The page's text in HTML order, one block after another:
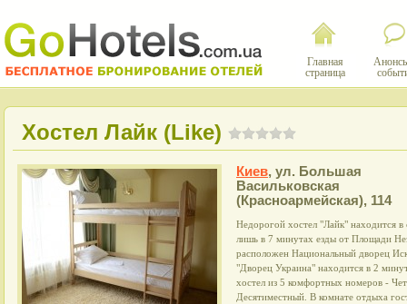
Главная
страница
Хостел Лайк (Like)
Киев, ул. Большая
Васильковская
(Красноармейская), 114
Недорогой хостел "Лайк" находится
лишь в 7 минутах езды от Площади
расположен Национальный дворец
"Дворец Украина" находится в 2
хостел из 5 комфортных номеров -
Десятиместный. В комнате отдыха